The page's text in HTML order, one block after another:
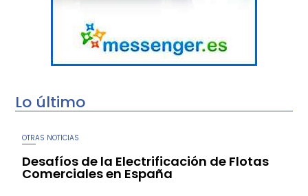
Lo último
OTRAS NOTICIAS
Desafíos de la Electrificación de Flotas
Comerciales en España